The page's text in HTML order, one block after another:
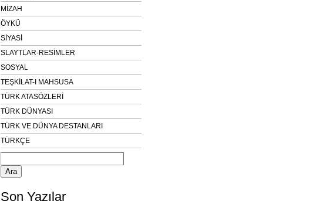
MİZAH
ÖYKÜ
SİYASİ
SLAYTLAR-RESİMLER
SOSYAL
TEŞKİLAT-I MAHSUSA
TÜRK ATASÖZLERİ
TÜRK DÜNYASI
TÜRK VE DÜNYA DESTANLARI
TÜRKÇE
Arama:
Son Yazılar